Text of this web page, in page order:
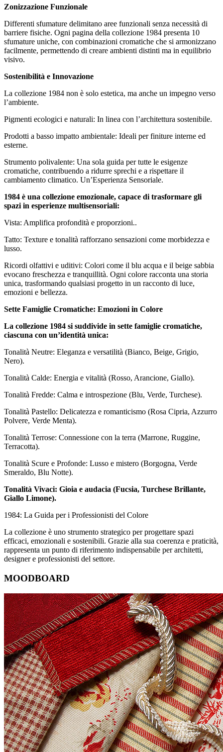
Zonizzazione Funzionale
Differenti sfumature delimitano aree funzionali senza necessità di
barriere fisiche. Ogni pagina della collezione 1984 presenta 10
sfumature uniche, con combinazioni cromatiche che si armonizzano
facilmente, permettendo di creare ambienti distinti ma in equilibrio
visivo.
Sostenibilità e Innovazione
La collezione 1984 non è solo estetica, ma anche un impegno verso
l’ambiente.
Pigmenti ecologici e naturali: In linea con l’architettura sostenibile.
Prodotti a basso impatto ambientale: Ideali per finiture interne ed
esterne.
Strumento polivalente: Una sola guida per tutte le esigenze
cromatiche, contribuendo a ridurre sprechi e a rispettare il
cambiamento climatico. Un’Esperienza Sensoriale.
1984 è una collezione emozionale, capace di trasformare gli
spazi in esperienze multisensoriali:
Vista: Amplifica profondità e proporzioni..
Tatto: Texture e tonalità rafforzano sensazioni come morbidezza e
lusso.
Ricordi olfattivi e uditivi: Colori come il blu acqua e il beige sabbia
evocano freschezza e tranquillità. Ogni colore racconta una storia
unica, trasformando qualsiasi progetto in un racconto di luce,
emozioni e bellezza.
Sette Famiglie Cromatiche: Emozioni in Colore
La collezione 1984 si suddivide in sette famiglie cromatiche,
ciascuna con un’identità unica:
Tonalità Neutre: Eleganza e versatilità (Bianco, Beige, Grigio,
Nero).
Tonalità Calde: Energia e vitalità (Rosso, Arancione, Giallo).
Tonalità Fredde: Calma e introspezione (Blu, Verde, Turchese).
Tonalità Pastello: Delicatezza e romanticismo (Rosa Cipria, Azzurro
Polvere, Verde Menta).
Tonalità Terrose: Connessione con la terra (Marrone, Ruggine,
Terracotta).
Tonalità Scure e Profonde: Lusso e mistero (Borgogna, Verde
Smeraldo, Blu Notte).
Tonalità Vivaci: Gioia e audacia (Fucsia, Turchese Brillante,
Giallo Limone).
1984: La Guida per i Professionisti del Colore
La collezione è uno strumento strategico per progettare spazi
efficaci, emozionali e sostenibili. Grazie alla sua coerenza e praticità,
rappresenta un punto di riferimento indispensabile per architetti,
designer e professionisti del settore.
MOODBOARD